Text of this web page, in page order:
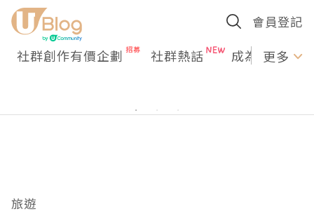
會員登記
社群創作有價企劃 社群熱話 成為U更多
旅遊